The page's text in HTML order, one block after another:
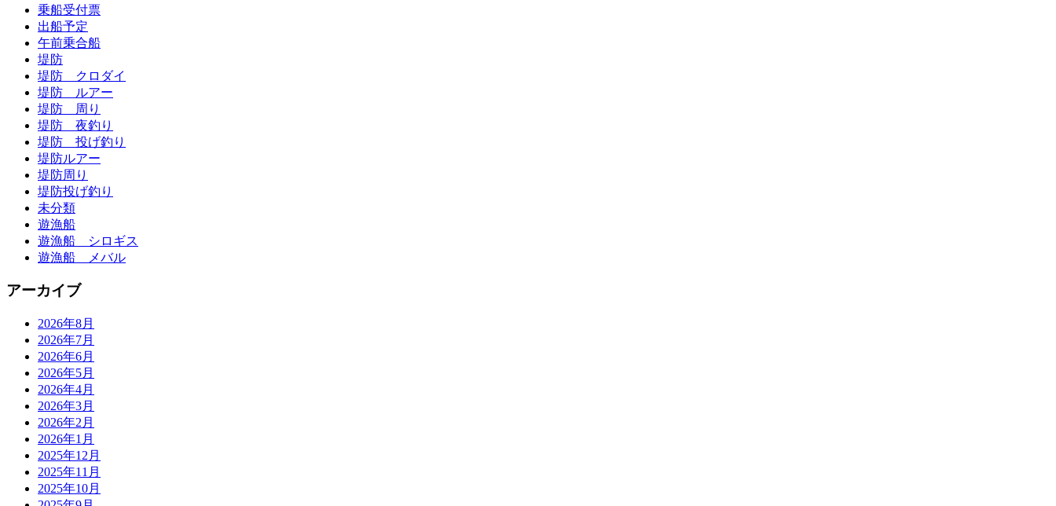
乗船受付票
出船予定
午前乗合船
堤防
堤防 クロダイ
堤防 ルアー
堤防 周り
堤防 夜釣り
堤防 投げ釣り
堤防ルアー
堤防周り
堤防投げ釣り
未分類
遊漁船
遊漁船 シロギス
遊漁船 メバル
アーカイブ
2026年8月
2026年7月
2026年6月
2026年5月
2026年4月
2026年3月
2026年2月
2026年1月
2025年12月
2025年11月
2025年10月